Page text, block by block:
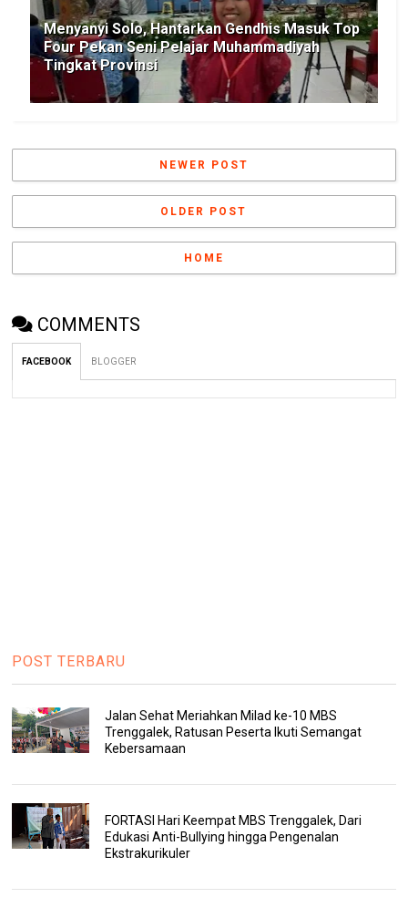
Menyanyi Solo, Hantarkan Gendhis Masuk Top
Four Pekan Seni Pelajar Muhammadiyah
Tingkat Provinsi
NEWER POST
OLDER POST
HOME
COMMENTS
FACEBOOK BLOGGER
POST TERBARU
Jalan Sehat Meriahkan Milad ke-10 MBS
Trenggalek, Ratusan Peserta Ikuti Semangat
Kebersamaan
FORTASI Hari Keempat MBS Trenggalek, Dari
Edukasi Anti-Bullying hingga Pengenalan
Ekstrakurikuler